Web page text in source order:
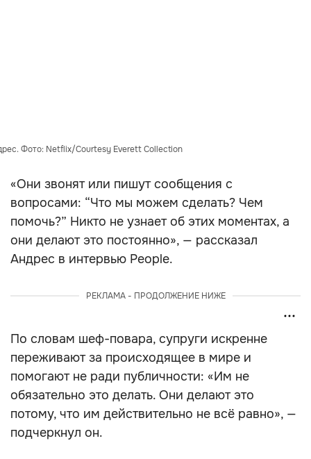
Фото: Netflix/Courtesy Everett Collection
«Они звонят или пишут сообщения с
вопросами: “Что мы можем сделать? Чем
помочь?” Никто не узнает об этих моментах, а
они делают это постоянно», — рассказал
Андрес в интервью People.
РЕКЛАМА - ПРОДОЛЖЕНИЕ НИЖЕ
По словам шеф-повара, супруги искренне
переживают за происходящее в мире и
помогают не ради публичности: «Им не
обязательно это делать. Они делают это
потому, что им действительно не всё равно», —
подчеркнул он.